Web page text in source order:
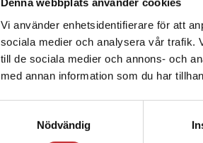
Vi använder enhetsidentifierare för att
sociala medier och analysera vår trafik.
till de sociala medier och annons- och
med annan information som du har
Nödvändig
Det
enhet
Sverige.